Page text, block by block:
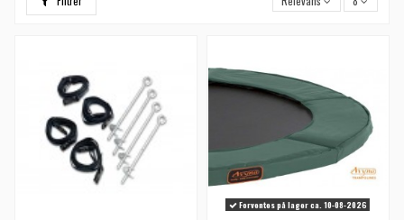
Forventes på lager ca. 10-08-2026